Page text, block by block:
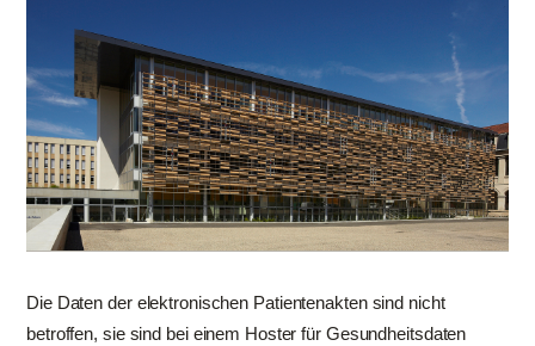
Die Daten der elektronischen Patientenakten sind nicht
betroffen, sie sind bei einem Hoster für Gesundheitsdaten